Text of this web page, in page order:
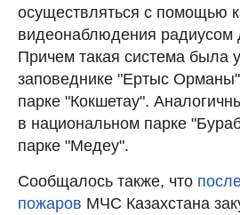
осуществляться с помощью
видеонаблюдения радиусом
Причем такая система была
заповеднике "Ертыс
парке "Кокшетау".
в национальном парке
парке "Медеу".
Сообщалось также, что
пожаров МЧС Казахстана